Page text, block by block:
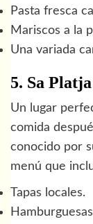
Pasta fresca
Mariscos a la
Una variada
5. Sa Platja
Un lugar
comida
conocido por
menú que
Tapas locales.